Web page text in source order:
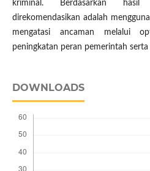
kriminal. Berdasarkan
direkomendasikan adalah
mengatasi ancaman melalui
peningkatan peran pemerintah serta
DOWNLOADS